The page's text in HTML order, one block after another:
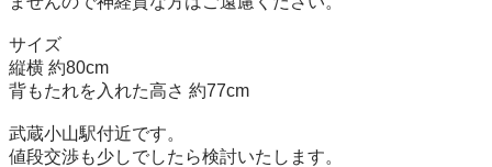
サイズ
縦横 約80cm
背もたれを入れた高さ 約77cm
武蔵小山駅付近です。
値段交渉も少しでしたら検討いたします。